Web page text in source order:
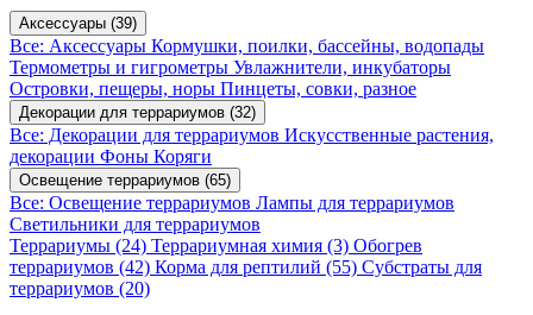
Аксессуары (39)
Все: Аксессуары Кормушки, поилки, бассейны, водопады
Термометры и гигрометры Увлажнители, инкубаторы
Островки, пещеры, норы Пинцеты, совки, разное
Декорации для террариумов (32)
Все: Декорации для террариумов Искусственные растения,
декорации Фоны Коряги
Освещение террариумов (65)
Все: Освещение террариумов Лампы для террариумов
Светильники для террариумов
Террариумы (24) Террариумная химия (3) Обогрев
террариумов (42) Корма для рептилий (55) Субстраты для
террариумов (20)